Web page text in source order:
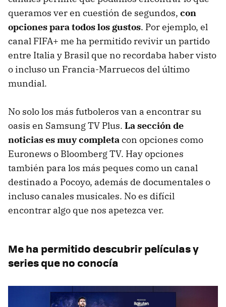
queramos ver en cuestión de segundos, con
opciones para todos los gustos. Por ejemplo, el
canal FIFA+ me ha permitido revivir un partido
entre Italia y Brasil que no recordaba haber visto
o incluso un Francia-Marruecos del último
mundial.
No solo los más futboleros van a encontrar su
oasis en Samsung TV Plus. La sección de
noticias es muy completacon opciones como
Euronews o Bloomberg TV. Hay opciones
también para los más peques como un canal
destinado a Pocoyo, además de documentales o
incluso canales musicales. No es difícil
encontrar algo que nos apetezca ver.
Me ha permitido descubrir películas y
series que no conocía